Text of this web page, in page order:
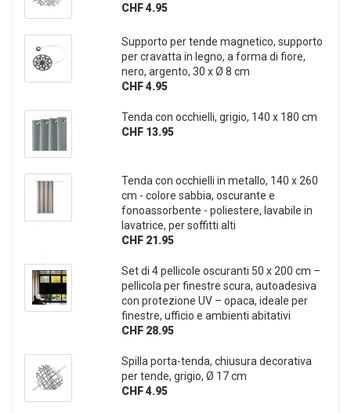
CHF 4.95
Supporto per tende magnetico, supporto
per cravatta in legno, a forma di fiore,
nero, argento, 30 x Ø 8 cm
CHF 4.95
Tenda con occhielli, grigio, 140 x 180 cm
CHF 13.95
Tenda con occhielli in metallo, 140 x 260
cm - colore sabbia, oscurante e
fonoassorbente - poliestere, lavabile in
lavatrice, per soffitti alti
CHF 21.95
Set di 4 pellicole oscuranti 50 x 200 cm –
pellicola per finestre scura, autoadesiva
con protezione UV – opaca, ideale per
finestre, ufficio e ambienti abitativi
CHF 28.95
Spilla porta-tenda, chiusura decorativa
per tende, grigio, Ø 17 cm
CHF 4.95